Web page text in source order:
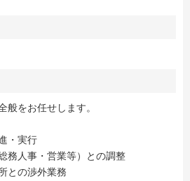
般をお任せします。
・実行
務人事・営業等）との調整
との渉外業務